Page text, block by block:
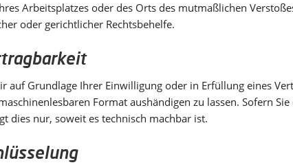
Arbeitsplatzes oder des Orts des mutmaßlichen
oder gerichtlicher Rechtsbehelfe.
auf Grundlage Ihrer Einwilligung oder in Erfüllung eines
Format aushändigen zu lassen. Sofern
dies nur, soweit es technisch machbar ist.